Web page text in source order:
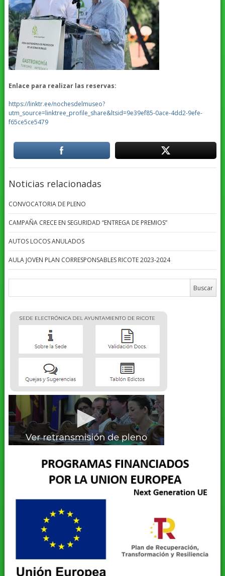
Enlace para realizar las reservas:
https://linktr.ee/nochesdelmuseo?
utm_source=linktree_profile_share&ltsid=9e39ef85-0ace-4dd2-9efe-
f65ce5ce5479
Noticias relacionadas
CONVOCATORIA DE PLENO
CAMPAÑA CRECE EN SEGURIDAD “ENTREGA DE PREMIOS”
AUTOS LOCOS ANULADOS
AULA JOVEN PLAN CORRESPONSABLES RICOTE 2023-2024